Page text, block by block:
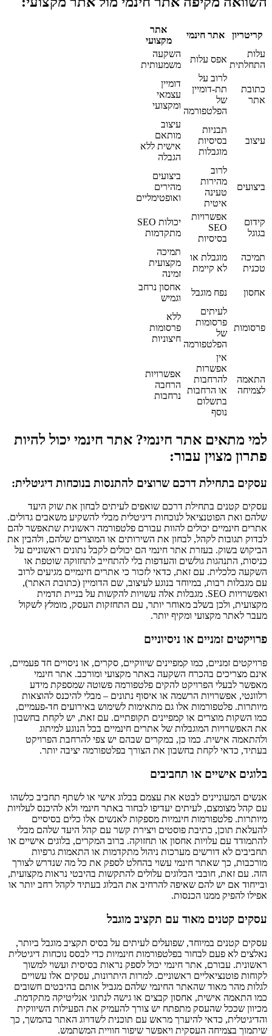
קריטריון אתר חינמי
אתר
מקצועי
עלות
התחלתית
אפס עלות
השקעה
משמעותית
כתובת
אתר
לרוב על
תת-דומיין
של
הפלטפורמה
דומיין
עצמאי
ומקצועי
עיצוב
תבניות
בסיסיות
מוגבלות
עיצוב
מותאם
אישית ללא
הגבלה
ביצועים
לרוב
מהירות
טעינה
איטית
ביצועים
מהירים
ואופטימליים
קידום
בגוגל
אפשרויות
SEO
בסיסיות
יכולות SEO
מתקדמות
תמיכה
טכנית
מוגבלת או
לא קיימת
תמיכה
מקצועית
זמינה
אחסון
נפח מוגבל
אחסון נרחב
וגמיש
פרסומות
לעיתים
פרסומות
של
הפלטפורמה
ללא
פרסומות
חיצוניות
התאמה
לצמיחה
אין
אפשרות
להרחבות
או הרחבות
בתשלום
נוסף
אפשרויות
הרחבה
נרחבות
למי מתאים אתר חינמי? אתר חינמי יכול להיות
פתרון מצוין עבור:
עסקים בתחילת דרכם שרוצים להתנסות בנוכחות דיגיטלית:
עסקים קטנים בתחילת דרכם שואפים לעיתים לבחון את שוק היעד
שלהם ואת הפוטנציאל לנוכחות דיגיטלית מבלי להשקיע משאבים גדולים.
אתרים חינמיים יכולים להוות עבורם פלטפורמה ראשונית שתאפשר להם
לבדוק תגובות לקהל, לבחון את השירותים או המוצרים שלהם, ולהבין את
הביקוש בשוק. בעזרת אתר חינמי הם יכולים לקבל נתונים ראשוניים על
כניסות, התנהגות גולשים והעדפות בלי להתחייב לתחזוקה שוטפת או
השקעה כלכלית. עם זאת, כדאי לזכור כי אתרים חינמיים מגיעים לרוב
עם מגבלות רבות, במיוחד בנוגע לעיצוב, שם הדומיין (כתובת האתר),
ואפשרויות SEO. מגבלות אלה עשויות להקשות על בניית תדמית
מקצועית, ולכן בשלב מאוחר יותר, עם התחזקות העסק, מומלץ לשקול
מעבר לאתר מקצועי ומקיף יותר.
פרויקטים זמניים או ניסיוניים
פרויקטים זמניים, כמו קמפיינים שיווקיים, סקרים, או ניסויים חד פעמיים,
אינם מצריכים בהכרח השקעה באתר מקצועי ומורכב. אתר חינמי
מאפשר לבעלי הפרויקט להקים פלטפורמה פשוטה שמספקת מידע
רלוונטי, אפשרויות הרשמה או איסוף נתונים – מבלי להיכנס להוצאות
מיותרות. פלטפורמות אלו גם מתאימות לשימוש באירועים חד-פעמיים,
כמו השקות מוצרים או קמפיינים תקופתיים. עם זאת, יש לקחת בחשבון
את האפשרויות המוגבלות של אתרים חינמיים בכל הנוגע למיתוג
ולהתאמה אישית. כמו כן, במקרים שבהם יש צפי להרחבת הפרויקט
בעתיד, כדאי לקחת בחשבון את הצורך בפלטפורמה יציבה יותר.
בלוגים אישיים או תחביבים
אנשים המעוניינים לבטא את עצמם בבלוג אישי או לשתף תחביב כלשהו
עם קהל מצומצם, לעיתים יעדיפו לבחור באתר חינמי ולא להיכנס לעלויות
מיותרות. פלטפורמות חינמיות מספקות לאנשים אלו כלים בסיסיים
להעלאת תוכן, כתיבת פוסטים ויצירת קשר עם קהל היעד שלהם מבלי
להתמודד עם עלויות אחסון או תחזוקה. ברוב המקרים, בלוגים אישיים או
תחביבים לא דורשים מערכות ניהול מתקדמות או התאמות גרפיות
מורכבות, כך שאתר חינמי עשוי בהחלט לספק את כל מה שנדרש לצורך
הזה. עם זאת, חובבי הבלוגים עלולים להתקשות בהיבטי נראות מקצועית,
ובייחוד אם יש להם שאיפה להרחיב את הבלוג בעתיד לקהל רחב יותר או
אפילו להפיק ממנו הכנסות.
עסקים קטנים מאוד עם תקציב מוגבל
עסקים קטנים במיוחד, שפועלים לעיתים על בסיס תקציב מוגבל ביותר,
נאלצים לא פעם לבחור בפלטפורמות חינמיות כדי לבסס נוכחות דיגיטלית
ראשונית. עבורם, אתר חינמי יכול לספק נראות בסיסית ועשוי למשוך
לקוחות פוטנציאליים ראשוניים. למרות היתרונות, עסקים אלו עשויים
לגלות מהר מאוד שהאתר החינמי שלהם מגביל אותם בהיבטים חשובים
כמו התאמה אישית, אחסון קבצים או גישה לנתוני אנליטיקה מתקדמת.
מכיוון שככל שהעסק מתפתח יש צורך להעמיק את הפעילות השיווקית
והדיגיטלית, כדאי להיערך מראש עם תוכנית לשדרוג האתר בהמשך, כך
שיתמוך בצמיחה העסקית ויאפשר שיפור חוויית המשתמש.